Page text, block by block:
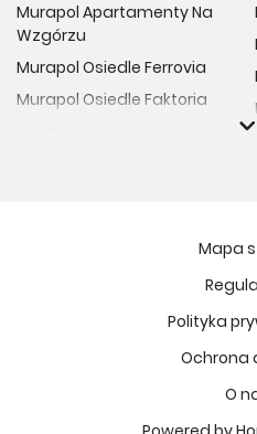
Murapol Apartamenty Na
Wzgórzu
Murapol Osiedle Ferrovia
Murapol Osiedle Faktoria
Murapol Osiedle SzafiroveMapa
Polityka
Ochrona
O